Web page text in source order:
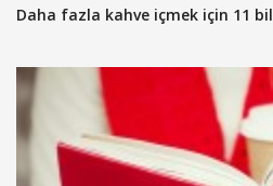
Daha fazla kahve içmek için 11